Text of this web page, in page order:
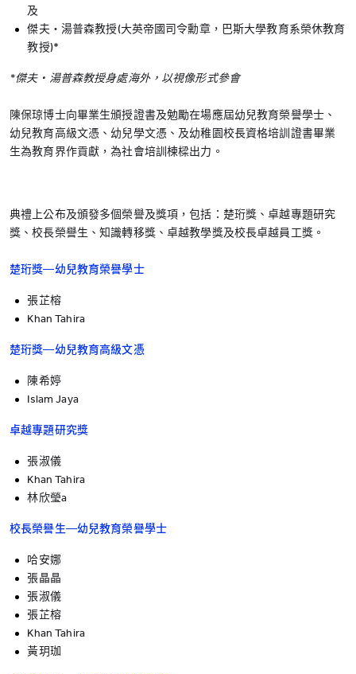
及
傑夫‧湯普森教授(大英帝國司令勳章，巴斯大學教育系榮休教育
教授)*
*傑夫‧湯普森教授身處海外，以視像形式參會
陳保琼博士向畢業生頒授證書及勉勵在場應屆幼兒教育榮譽學士、
幼兒教育高級文憑、幼兒學文憑、及幼稚園校長資格培訓證書畢業
生為教育界作貢獻，為社會培訓楝樑出力。
典禮上公布及頒發多個榮譽及獎項，包括：楚珩獎、卓越專題研究
獎、校長榮譽生、知識轉移獎、卓越教學獎及校長卓越員工獎。
楚珩獎—幼兒教育榮譽學士
張芷榕
Khan Tahira
楚珩獎—幼兒教育高級文憑
陳希婷
Islam Jaya
卓越專題研究獎
張淑儀
Khan Tahira
林欣瑩a
校長榮譽生—幼兒教育榮譽學士
哈安娜
張晶晶
張淑儀
張芷榕
Khan Tahira
黃玥珈